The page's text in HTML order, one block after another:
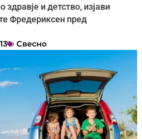
здравје и детство, изјави
Фредериксен пред
Свесно